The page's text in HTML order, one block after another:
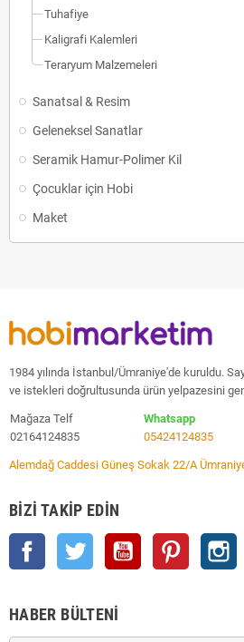
Tuhafiye
Kaligrafi Kalemleri
Teraryum Malzemeleri
Sanatsal & Resim
Geleneksel Sanatlar
Seramik Hamur-Polimer Kil
Çocuklar için Hobi
Maket
1984 yılında İstanbul/Ümraniye'de kuruldu.
ve istekleri doğrultusunda ürün yelpazesini
Mağaza Telf
02164124835
Whatsapp
05424124835
Alemdağ Caddesi Güneş Sokak 22/A
BIZI TAKIP EDIN
Facebook Twitter YouTube Pinterest
HABER BÜLTENI